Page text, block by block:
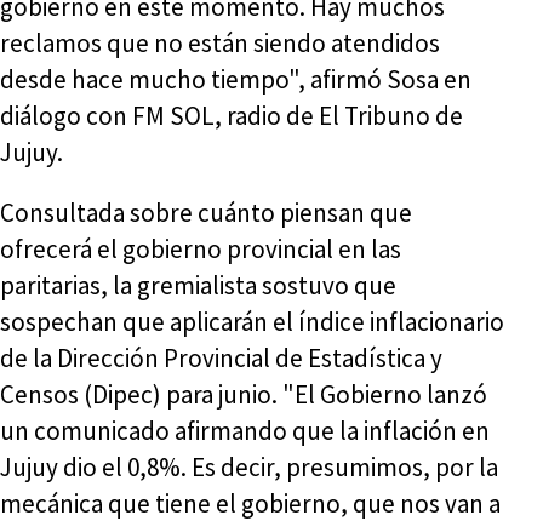
gobierno en este momento. Hay muchos
reclamos que no están siendo atendidos
desde hace mucho tiempo", afirmó Sosa en
diálogo con FM SOL, radio de El Tribuno de
Jujuy.
Consultada sobre cuánto piensan que
ofrecerá el gobierno provincial en las
paritarias, la gremialista sostuvo que
sospechan que aplicarán el índice inflacionario
de la Dirección Provincial de Estadística y
Censos (Dipec) para junio. "El Gobierno lanzó
un comunicado afirmando que la inflación en
Jujuy dio el 0,8%. Es decir, presumimos, por la
mecánica que tiene el gobierno, que nos van a